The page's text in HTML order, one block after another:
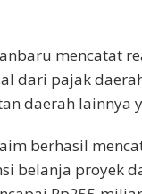
mencatat
dari pajak
daerah lainnya
berhasil
belanja proyek